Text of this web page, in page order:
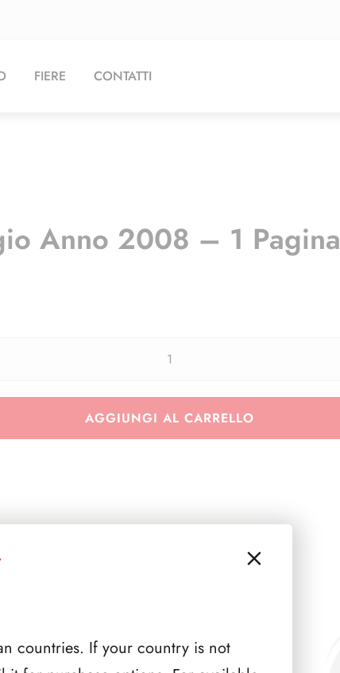
FIERE CONTATTI
Anno 2008 – 1 Pagina
Agg.
anno
AGGIUNGI AL CARRELLO
countries. If your country is not